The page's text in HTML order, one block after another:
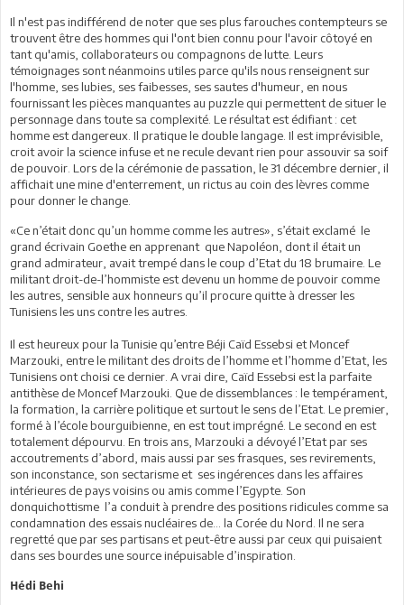
Il n'est pas indifférend de noter que ses plus farouches contempteurs se
trouvent être des hommes qui l'ont bien connu pour l'avoir côtoyé en
tant qu'amis, collaborateurs ou compagnons de lutte. Leurs
témoignages sont néanmoins utiles parce qu'ils nous renseignent sur
l'homme, ses lubies, ses faibesses, ses sautes d'humeur, en nous
fournissant les pièces manquantes au puzzle qui permettent de situer le
personnage dans toute sa complexité. Le résultat est édifiant : cet
homme est dangereux. Il pratique le double langage. Il est imprévisible,
croit avoir la science infuse et ne recule devant rien pour assouvir sa soif
de pouvoir. Lors de la cérémonie de passation, le 31 décembre dernier, il
affichait une mine d'enterrement, un rictus au coin des lèvres comme
pour donner le change.
«Ce n’était donc qu’un homme comme les autres», s’était exclamé le
grand écrivain Goethe en apprenant que Napoléon, dont il était un
grand admirateur, avait trempé dans le coup d’Etat du 18 brumaire. Le
militant droit-de-l’hommiste est devenu un homme de pouvoir comme
les autres, sensible aux honneurs qu’il procure quitte à dresser les
Tunisiens les uns contre les autres.
Il est heureux pour la Tunisie qu’entre Béji Caïd Essebsi et Moncef
Marzouki, entre le militant des droits de l’homme et l’homme d’Etat, les
Tunisiens ont choisi ce dernier. A vrai dire, Caïd Essebsi est la parfaite
antithèse de Moncef Marzouki. Que de dissemblances : le tempérament,
la formation, la carrière politique et surtout le sens de l’Etat. Le premier,
formé à l’école bourguibienne, en est tout imprégné. Le second en est
totalement dépourvu. En trois ans, Marzouki a dévoyé l’Etat par ses
accoutrements d’abord, mais aussi par ses frasques, ses revirements,
son inconstance, son sectarisme et ses ingérences dans les affaires
intérieures de pays voisins ou amis comme l’Egypte. Son
donquichottisme l’a conduit à prendre des positions ridicules comme sa
condamnation des essais nucléaires de... la Corée du Nord. Il ne sera
regretté que par ses partisans et peut-être aussi par ceux qui puisaient
dans ses bourdes une source inépuisable d’inspiration.
Hédi Behi